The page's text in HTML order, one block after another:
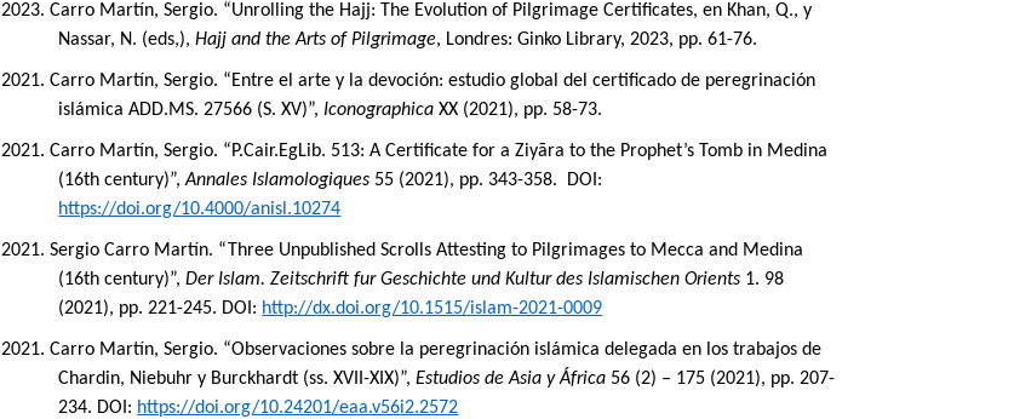
2023. Carro Martín, Sergio. “Unrolling the Hajj: The Evolution of Pilgrimage Certificates, en Khan, Q., y
Nassar, N. (eds,),Hajj and the Arts of Pilgrimage, Londres: Ginko Library, 2023, pp. 61-76.
2021. Carro Martín, Sergio. “Entre el arte y la devoción: estudio global del certificado de peregrinación
islámica ADD.MS. 27566 (S. XV)”, Iconographica XX (2021), pp. 58-73.
2021. Carro Martín, Sergio. “P.Cair.EgLib. 513: A Certificate for a Ziyāra to the Prophet’s Tomb in Medina
(16th century)”,Annales Islamologiques 55 (2021), pp. 343-358.
DOI:
https://doi.org/10.4000/anisl.10274
2021. Sergio Carro Martín. “Three Unpublished Scrolls Attesting to Pilgrimages to Mecca and Medina
(16th century)”,Der Islam. Zeitschrift fur Geschichte und Kultur des Islamischen Orients 1. 98
(2021), pp. 221-245. DOI: http://dx.doi.org/10.1515/islam-2021-0009
2021. Carro Martín, Sergio. “Observaciones sobre la peregrinación islámica delegada en los trabajos de
Chardin, Niebuhr y Burckhardt (ss. XVII-XIX)”,Estudios de Asia y África 56 (2) – 175 (2021), pp. 207-
234. DOI: https://doi.org/10.24201/eaa.v56i2.2572